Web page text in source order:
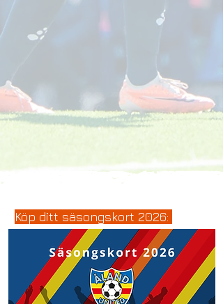
Köp ditt säsongskort 2026: